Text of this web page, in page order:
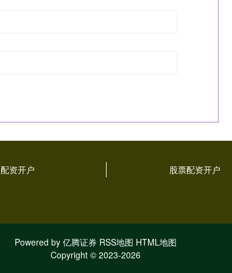
配资开户 股票配资开户
Powered by 亿腾证券 RSS地图 HTML地图
Copyright © 2023-2026